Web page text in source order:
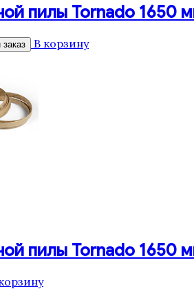
пилы Tornado 1650
В корзину
пилы Tornado 1650